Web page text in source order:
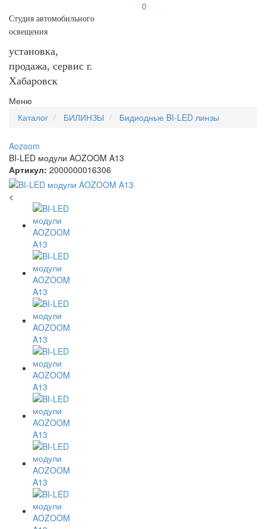
Студия автомобильного
освещения
установка,
продажа, сервис г.
Хабаровск
0
Меню
Каталог
БИЛИНЗЫ Бидиодные BI-LED линзы
Aozoom
BI-LED модули AOZOOM A13
Артикул: 2000000016306
<